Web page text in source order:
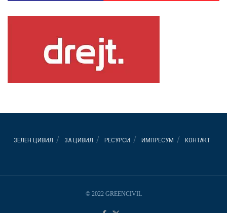
ЗЕЛЕН ЦИВИЛ ЗА ЦИВИЛ РЕСУРСИ ИМПРЕСУМ КОНТАКТ
© 2022 GREENCIVIL